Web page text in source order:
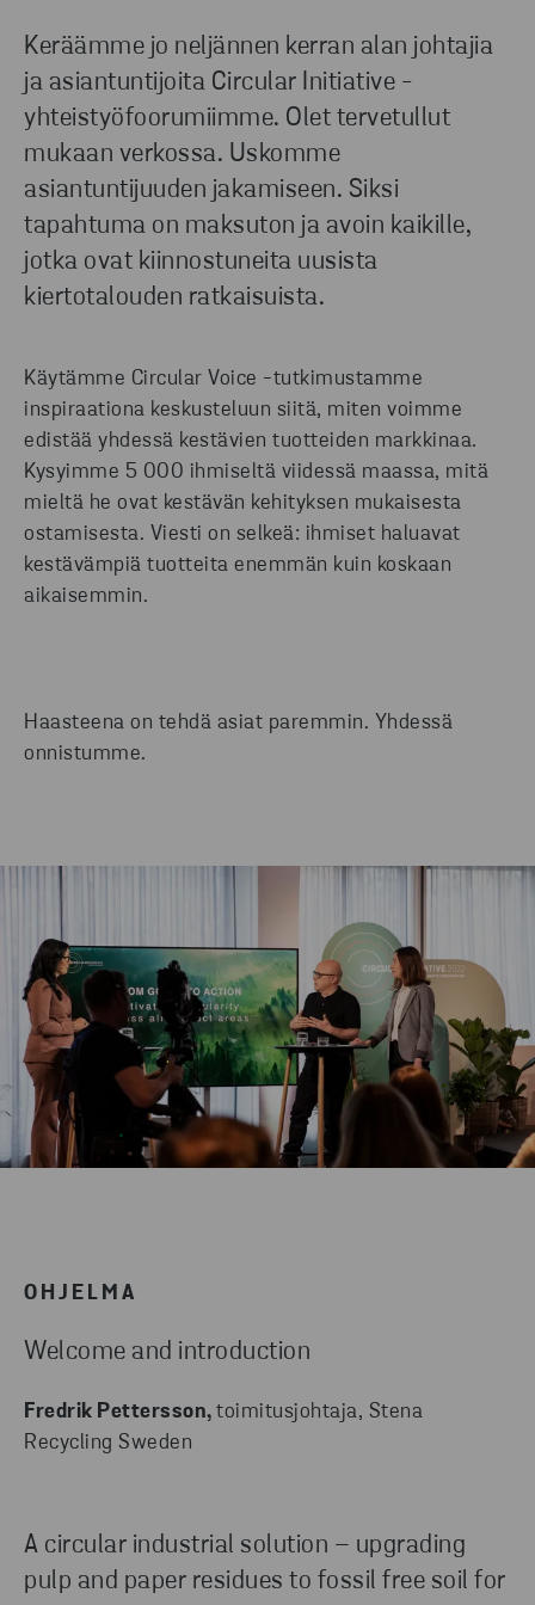
Keräämme jo neljännen kerran alan johtajia
ja asiantuntijoita Circular Initiative -
yhteistyöfoorumiimme. Olet tervetullut
mukaan verkossa. Uskomme
asiantuntijuuden jakamiseen. Siksi
tapahtuma on maksuton ja avoin kaikille,
jotka ovat kiinnostuneita uusista
kiertotalouden ratkaisuista.
Käytämme Circular Voice -tutkimustamme
inspiraationa keskusteluun siitä, miten voimme
edistää yhdessä kestävien tuotteiden markkinaa.
Kysyimme 5 000 ihmiseltä viidessä maassa, mitä
mieltä he ovat kestävän kehityksen mukaisesta
ostamisesta. Viesti on selkeä: ihmiset haluavat
kestävämpiä tuotteita enemmän kuin koskaan
aikaisemmin.
Haasteena on tehdä asiat paremmin. Yhdessä
onnistumme.
OHJELMA
Welcome and introduction
Fredrik Pettersson, toimitusjohtaja, Stena
Recycling Sweden
A circular industrial solution – upgrading
pulp and paper residues to fossil free soil for